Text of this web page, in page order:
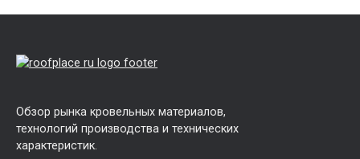
Обзор рынка кровельных материалов,
технологий производства и технических
характеристик.